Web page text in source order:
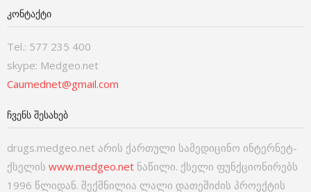
ᲙᲝᲜᲢᲐᲥᲢᲘ
Tel.: 577 235 400
skype: Medgeo.net
Caumednet@gmail.com
ᲩᲕᲔᲜᲡ ᲨᲔᲡᲐᲮᲔᲑ
drugs.medgeo.net არის ქართული სამედიცინო ინტერნეტ-
ქსელის www.medgeo.net ნაწილი. ქსელი ფუნქციონირებს
1996 წლიდან. შექმნილია ლალი დათეშიძის პროექტის